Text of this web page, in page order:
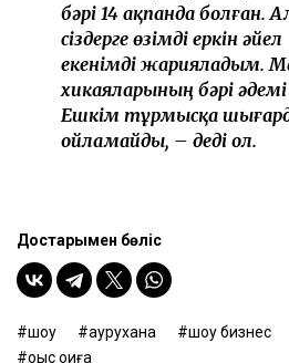
бәрі 14 ақпанда болған.
сіздерге өзімді еркін әйел
екенімді жарияладым.
хикаяларының бәрі
Ешкім тұрмысқа
ойламайды, – деді ол.
Достарыңмен бөліс
шоу аурухана шоу бизнес
оқыс оқиға